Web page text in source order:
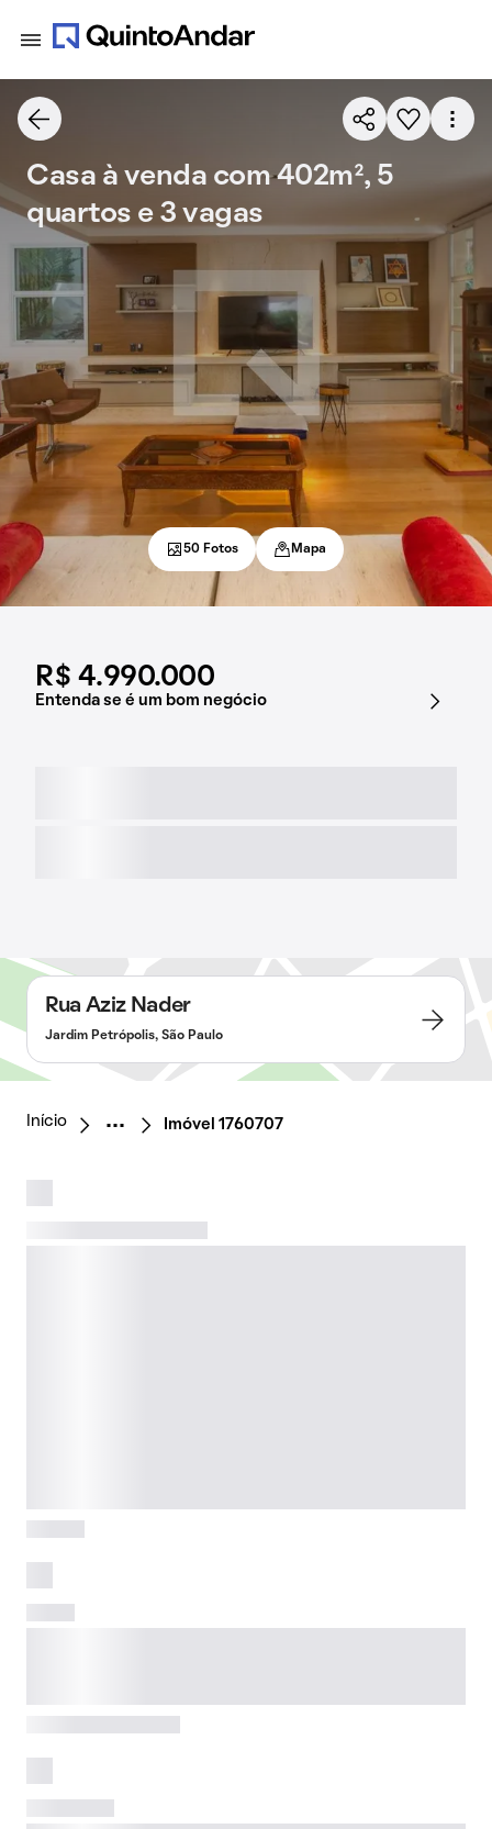
R$ 4.990.000
Entenda se é um bom negócio
Casa à venda com 402m², 5
quartos e 3 vagas
50 Fotos Mapa
Rua Aziz Nader
Jardim Petrópolis, São Paulo
Início Imóvel 1760707